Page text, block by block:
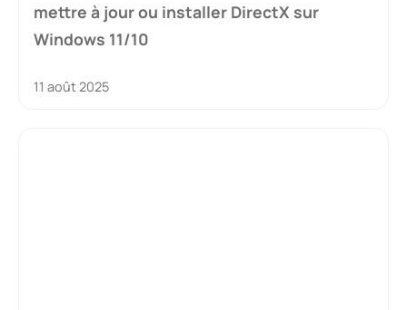
mettre à jour ou installer DirectX sur
Windows 11/10
11 août 2025